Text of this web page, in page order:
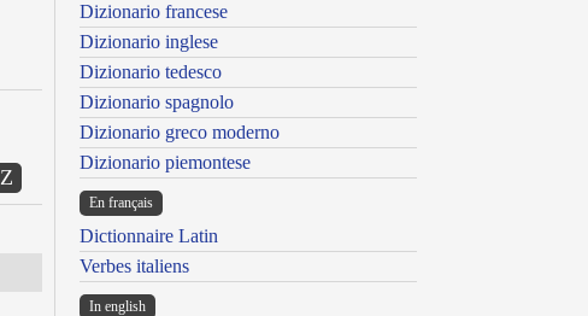
Z
Dizionario francese
Dizionario inglese
Dizionario tedesco
Dizionario spagnolo
Dizionario greco moderno
Dizionario piemontese
En français
Dictionnaire Latin
Verbes italiens
In english